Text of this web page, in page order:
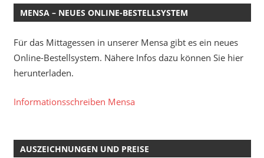
MENSA – NEUES ONLINE-BESTELLSYSTEM
Für das Mittagessen in unserer Mensa gibt es ein neues
Online-Bestellsystem. Nähere Infos dazu können Sie hier
herunterladen.
Informationsschreiben Mensa
AUSZEICHNUNGEN UND PREISE